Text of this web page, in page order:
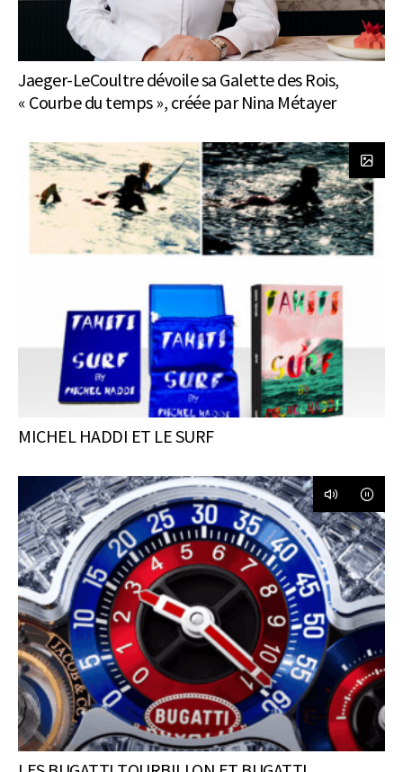
Jaeger-LeCoultre dévoile sa Galette des Rois,
« Courbe du temps », créée par Nina Métayer
MICHEL HADDI ET LE SURF